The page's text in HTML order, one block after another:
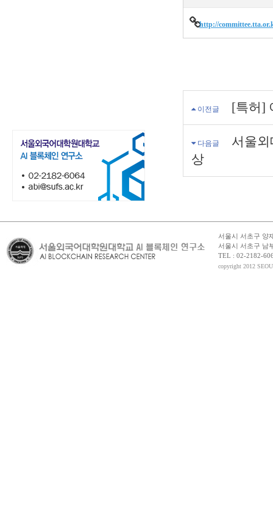
http://
이전글 [특허]
다음글
서울
상
서울시 서초구 양
서울시 서초구 남
TEL : 02-2182-
copyright 2012